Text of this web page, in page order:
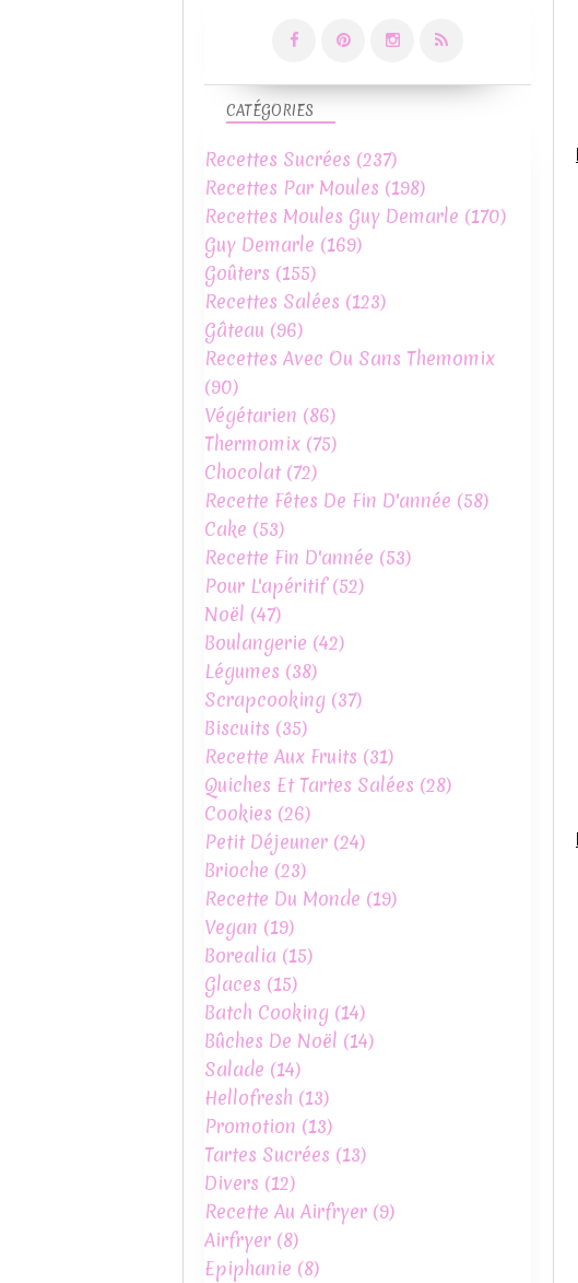
CATÉGORIES
Recettes Sucrées (237)
Recettes Par Moules (198)
Recettes Moules Guy Demarle (170)
Guy Demarle (169)
Goûters (155)
Recettes Salées (123)
Gâteau (96)
Recettes Avec Ou Sans Themomix
(90)
Végétarien (86)
Thermomix (75)
Chocolat(72)
Recette Fêtes De Fin D'année (58)
Cake (53)
Recette Fin D'année (53)
Pour L'apéritif(52)
Noël (47)
Boulangerie (42)
Légumes (38)
Scrapcooking (37)
Biscuits (35)
Recette Aux Fruits (31)
Quiches Et Tartes Salées (28)
Cookies (26)
Petit Déjeuner (24)
Brioche (23)
Recette Du Monde (19)
Vegan (19)
Borealia (15)
Glaces (15)
Batch Cooking (14)
Bûches De Noël (14)
Salade (14)
Hellofresh (13)
Promotion (13)
Tartes Sucrées (13)
Divers (12)
Recette Au Airfryer (9)
Airfryer (8)
Epiphanie (8)